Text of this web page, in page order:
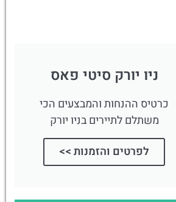
ניו יורק סיטי פאס
כרטיס ההנחות והמבצעים הכי
משתלם לתיירים בניו יורק
לפרטים והזמנות >>